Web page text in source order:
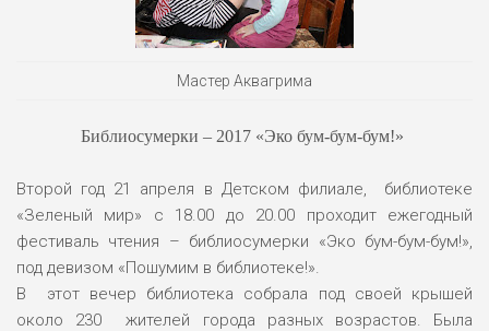
Мастер Аквагрима
Библиосумерки – 2017 «Эко бум-бум-бум!»
Второй год 21 апреля в Детском филиале, библиотеке
«Зеленый мир» с 18.00 до 20.00 проходит ежегодный
фестиваль чтения – библиосумерки «Эко бум-бум-бум!»,
под девизом «Пошумим в библиотеке!».
В этот вечер библиотека собрала под своей крышей
около 230 жителей города разных возрастов. Была